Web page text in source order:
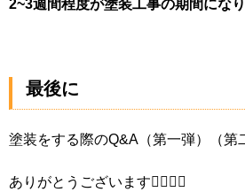
2~3週間程度が塗装工事の期間になり
最後に
塗装をする際のQ&A（第一弾）（第
ありがとうございます🙇‍♀️✨✨